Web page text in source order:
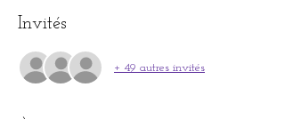
Invités
+ 49 autres invités